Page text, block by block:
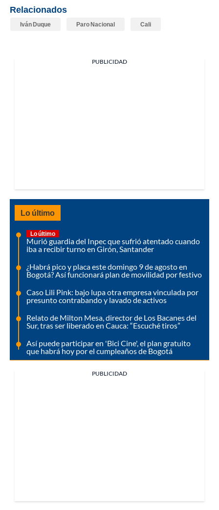
Relacionados
Iván Duque Paro Nacional Cali
PUBLICIDAD
Lo último
Lo último
Murió guardia del Inpec que sufrió atentado cuando
iba a recibir turno en Girón, Santander
¿Habrá pico y placa este domingo 9 de agosto en
Bogotá? Así funcionará plan de movilidad por festivo
Caso Lili Pink: bajo lupa otra empresa vinculada por
presunto contrabando y lavado de activos
Relato de Milton Mesa, director de Los Bacanes del
Sur, tras ser liberado en Cauca: “Escuché tiros”
Así puede participar en 'Bici Cine', el plan gratuito
que habrá hoy por el cumpleaños de Bogotá
PUBLICIDAD